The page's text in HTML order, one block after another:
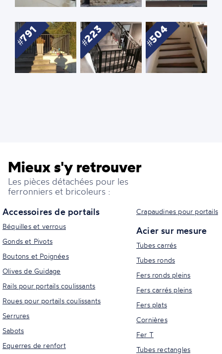
791 223 504
Mieux s'y retrouver
Les pièces détachées pour les
ferronniers et bricoleurs :
Accessoires de portails
Béquilles et verrous
Gonds et Pivots
Boutons et Poignées
Olives de Guidage
Rails pour portails coulissants
Roues pour portails coulissants
Serrures
Sabots
Equerres de renfort
Crapaudines pour portails
Acier sur mesure
Tubes carrés
Tubes ronds
Fers ronds pleins
Fers carrés pleins
Fers plats
Cornières
Fer T
Tubes rectangles